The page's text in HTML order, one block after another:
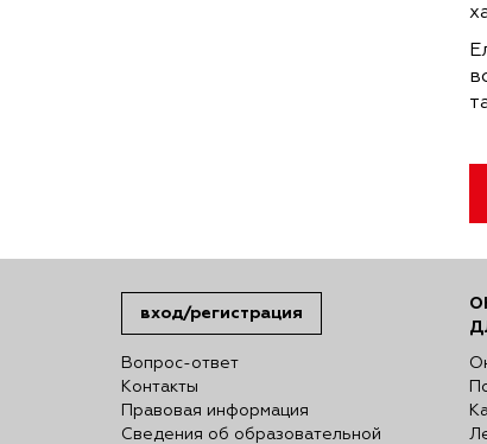
вход/регистрация
Вопрос-ответ
Контакты
Правовая информация
Сведения об образовательной